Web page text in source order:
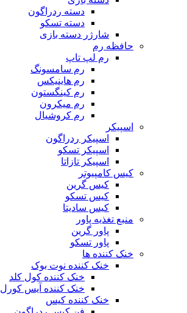
دسته ردراگون
دسته تسکو
شارژر دسته بازی
حافظه رم
رم لپ تاپ
رم سامسونگ
رم هاینیکس
رم کینگستون
رم میکرون
رم کروشیال
اسپیکر
اسپیکر ردراگون
اسپیکر تسکو
اسپیکر تازاتا
کیس کامپیوتر
کیس گرین
کیس تسکو
کیس سادیتا
منبع تغذیه‌ پاور
پاور گرین
پاور تسکو
خنک کننده ها
خنک کننده نوت بوک
خنک کننده کول کلد
خنک کننده آیس کورل
خنک کننده کیس